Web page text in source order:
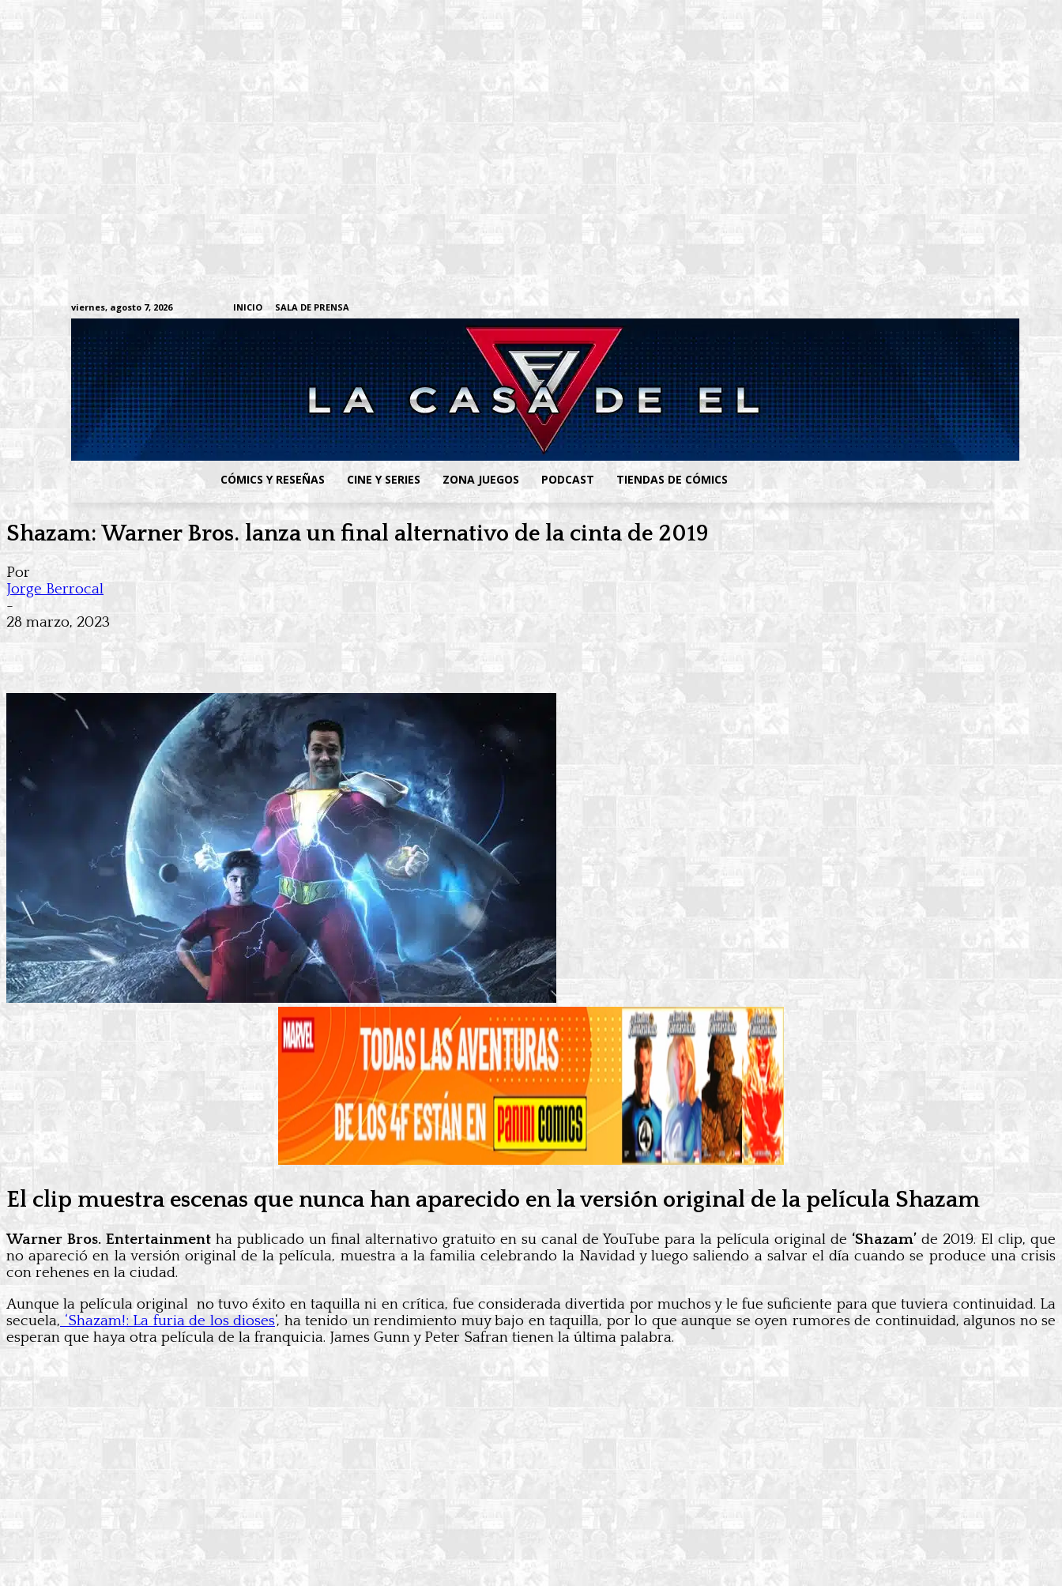
viernes, agosto 7, 2026 INICIO SALA DE PRENSA
CÓMICS Y RESEÑAS CINE Y SERIES ZONA JUEGOS PODCAST TIENDAS DE CÓMICS
Shazam: Warner Bros. lanza un final alternativo de la cinta de 2019
Por
Jorge Berrocal
-
28 marzo, 2023
El clip muestra escenas que nunca han aparecido en la versión original de la película Shazam
Warner Bros. Entertainment ha publicado un final alternativo gratuito en su canal de YouTube para la película original de ‘Shazam’ de 2019. El clip, que
no apareció en la versión original de la película, muestra a la familia celebrando la Navidad y luego saliendo a salvar el día cuando se produce una crisis
con rehenes en la ciudad.
Aunque la película original no tuvo éxito en taquilla ni en crítica, fue considerada divertida por muchos y le fue suficiente para que tuviera continuidad. La
secuela, ‘Shazam!: La furia de los dioses‘, ha tenido un rendimiento muy bajo en taquilla, por lo que aunque se oyen rumores de continuidad, algunos no se
esperan que haya otra película de la franquicia. James Gunn y Peter Safran tienen la última palabra.